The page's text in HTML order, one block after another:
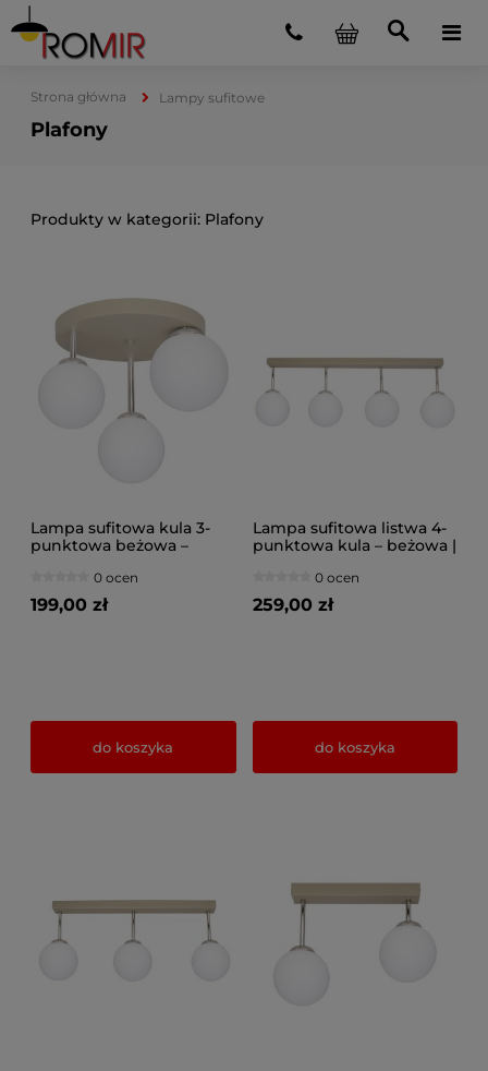
Strona główna Lampy sufitowe
Plafony
Plafony
Lampa sufitowa kula 3-
punktowa beżowa –
salonu, sypialni, korytarza
– polska produkcja
0 ocen
199,00 zł
do koszyka
Lampa sufitowa listwa 4-
punktowa kula – beżowa |
kloszami szklanymi –
oświetlenie do salonu,
kuchni, jadalni
0 ocen
259,00 zł
do koszyka